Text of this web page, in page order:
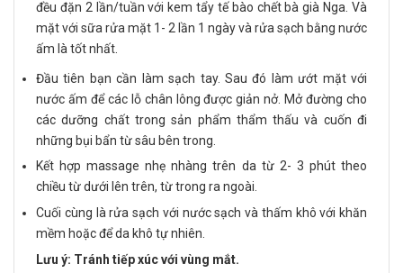
đều đặn 2 lần/tuần với kem tẩy tế bào chết bà già Nga. Và
mặt với sữa rửa mặt 1- 2 lần 1 ngày và rửa sạch bằng nước
ấm là tốt nhất.
Đầu tiên bạn cần làm sạch tay. Sau đó làm ướt mặt với
nước ấm để các lỗ chân lông được giản nở. Mở đường cho
các dưỡng chất trong sản phẩm thẩm thấu và cuốn đi
những bụi bẩn từ sâu bên trong.
Kết hợp massage nhẹ nhàng trên da từ 2- 3 phút theo
chiều từ dưới lên trên, từ trong ra ngoài.
Cuối cùng là rửa sạch với nước sạch và thấm khô với khăn
mềm hoặc để da khô tự nhiên.
Lưu ý: Tránh tiếp xúc với vùng mắt.